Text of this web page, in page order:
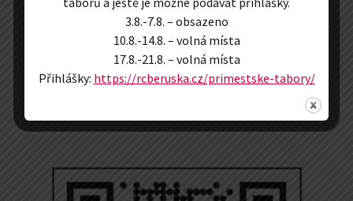
Velmi si vážíme jakékoliv podpory Berušky
číslo účtu: 2500571570/2010
Sponzoři
3.8.-7.8. – obsazeno
10.8.-14.8. – volná místa
17.8.-21.8. – volná místa
Přihlášky: https://rcberuska.cz/primestske-tabory/